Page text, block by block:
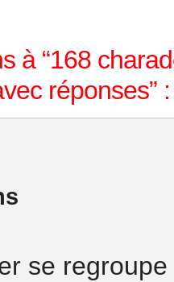
à “168
réponses” :
se